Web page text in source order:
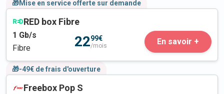
🎁Mise en service offerte sur demande
RED box Fibre
1 Gb/s
Fibre
2299€
/mois En savoir +
🎁-49€ de frais d'ouverture
Freebox Pop S